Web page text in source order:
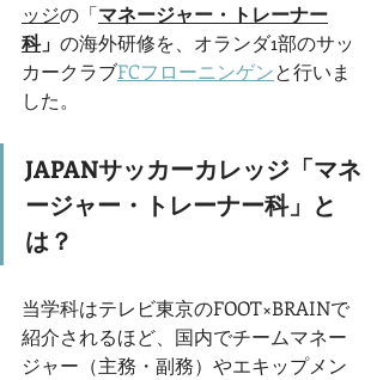
ッジの「マネージャー・トレーナー
科」 の海外研修を、オランダ1部のサッ
カークラブFCフローニンゲンと行いま
した。
JAPANサッカーカレッジ 「マネ
ージャー・トレーナー科」と
は？
当学科はテレビ東京のFOOT×BRAINで
紹介されるほど、国内でチームマネー
ジャー（主務・副務）やエキップメン